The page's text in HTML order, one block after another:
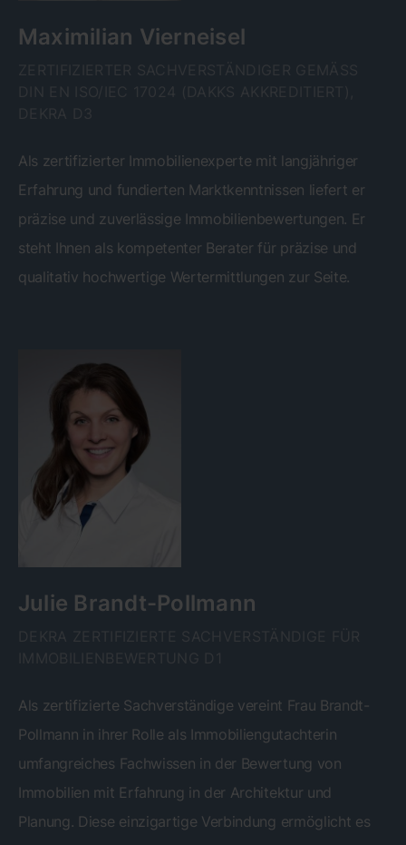
Maximilian Vierneisel
Als zertifizierter Immobilienexperte mit langjähriger
Erfahrung und fundierten Marktkenntnissen liefert er
präzise und zuverlässige Immobilienbewertungen. Er
steht Ihnen als kompetenter Berater für präzise und
qualitativ hochwertige Wertermittlungen zur Seite.
Julie Brandt-Pollmann
Als zertifizierte Sachverständige vereint Frau Brandt-
Pollmann in ihrer Rolle als Immobiliengutachterin
umfangreiches Fachwissen in der Bewertung von
Immobilien mit Erfahrung in der Architektur und
Planung. Diese einzigartige Verbindung ermöglicht es